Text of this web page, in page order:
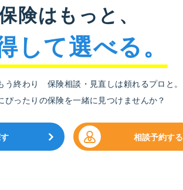
険はもっと、
して選べる。
う終わり 保険相談・見直しは頼れるプロと。
ぴったりの保険を一緒に見つけませんか？
相談予約する